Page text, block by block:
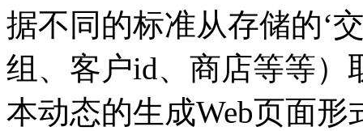
据不同的标准从存储的‘
组、客户id、商店等等）
本动态的生成Web页面